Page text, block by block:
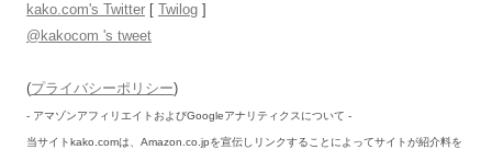
kako.com's Twitter [ Twilog ]
@kakocom 's tweet
(プライバシーポリシー)
- アマゾンアフィリエイトおよびGoogleアナリティクスについて -
当サイトkako.comは、Amazon.co.jpを宣伝しリンクすることによってサイトが紹介料を